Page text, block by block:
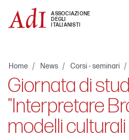
ASSOCIAZIONE
DEGLI
ITALIANISTI
Home News Corsi - seminari
Giornata di
"Interpretare
modelli